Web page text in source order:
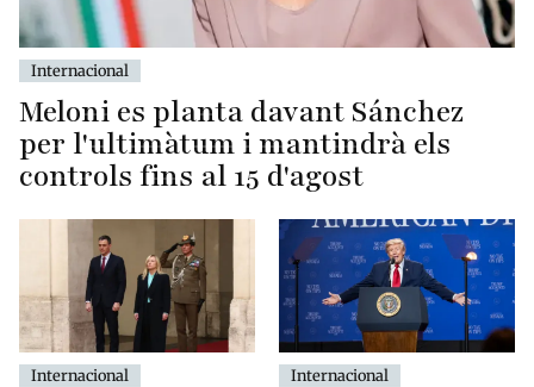
Internacional
Meloni es planta davant Sánchez
per l'ultimàtum i mantindrà els
controls fins al 15 d'agost
Internacional Internacional